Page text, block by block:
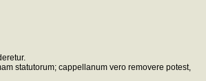
statutorum; cappellanum vero removere potest,